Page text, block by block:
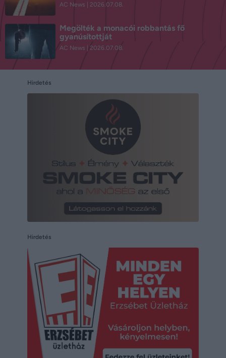
AC News 2026.07.08.
Megölték a monacói robbantás fő
gyanúsítottját
AC News 2026.07.08.
Hirdetés
Hirdetés